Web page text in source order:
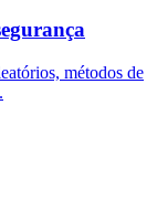
métodos de